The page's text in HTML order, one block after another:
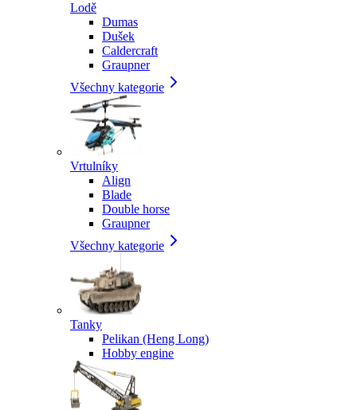
Lodě
Dumas
Dušek
Caldercraft
Graupner
Všechny kategorie
Vrtulníky
Align
Blade
Double horse
Graupner
Všechny kategorie
Tanky
Pelikan (Heng Long)
Hobby engine